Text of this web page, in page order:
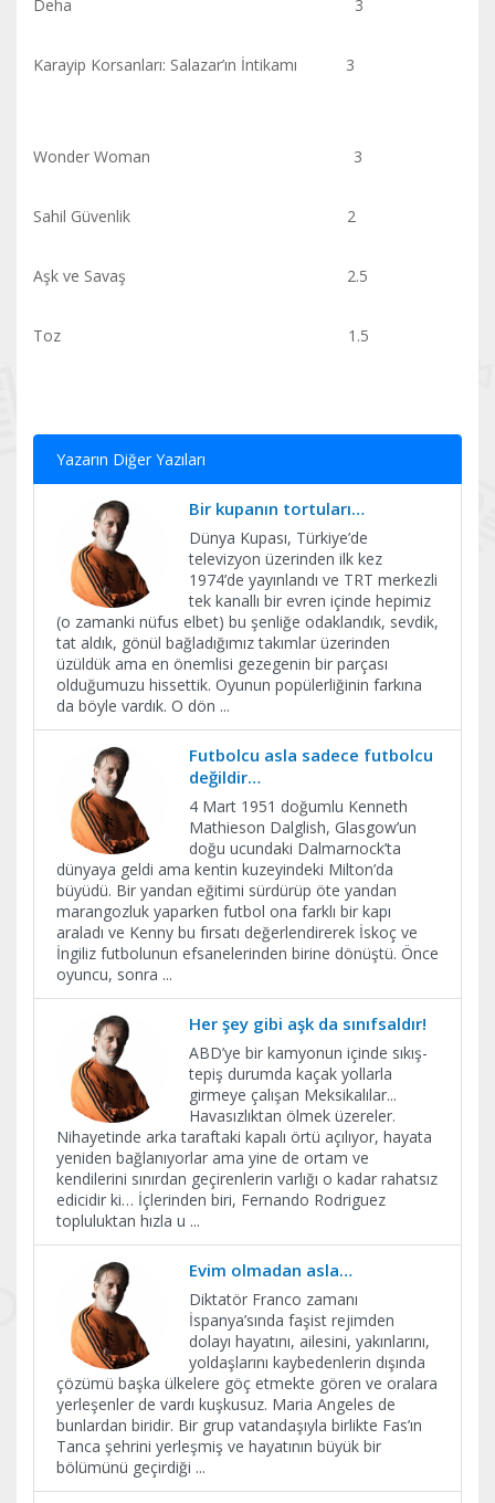
Deha 3
Karayip Korsanları: Salazar’ın İntikamı 3
Wonder Woman 3
Sahil Güvenlik 2
Aşk ve Savaş 2.5
Toz 1.5
Yazarın Diğer Yazıları
Bir kupanın tortuları…
Dünya Kupası, Türkiye’de
televizyon üzerinden ilk kez
1974’de yayınlandı ve TRT merkezli
tek kanallı bir evren içinde hepimiz
(o zamanki nüfus elbet) bu şenliğe odaklandık, sevdik,
tat aldık, gönül bağladığımız takımlar üzerinden
üzüldük ama en önemlisi gezegenin bir parçası
olduğumuzu hissettik. Oyunun popülerliğinin farkına
da böyle vardık. O dön ...
Futbolcu asla sadece futbolcu
değildir…
4 Mart 1951 doğumlu Kenneth
Mathieson Dalglish, Glasgow’un
doğu ucundaki Dalmarnock’ta
dünyaya geldi ama kentin kuzeyindeki Milton’da
büyüdü. Bir yandan eğitimi sürdürüp öte yandan
marangozluk yaparken futbol ona farklı bir kapı
araladı ve Kenny bu fırsatı değerlendirerek İskoç ve
İngiliz futbolunun efsanelerinden birine dönüştü. Önce
oyuncu, sonra ...
Her şey gibi aşk da sınıfsaldır!
ABD’ye bir kamyonun içinde sıkış-
tepiş durumda kaçak yollarla
girmeye çalışan Meksikalılar...
Havasızlıktan ölmek üzereler.
Nihayetinde arka taraftaki kapalı örtü açılıyor, hayata
yeniden bağlanıyorlar ama yine de ortam ve
kendilerini sınırdan geçirenlerin varlığı o kadar rahatsız
edicidir ki… İçlerinden biri, Fernando Rodriguez
topluluktan hızla u ...
Evim olmadan asla…
Diktatör Franco zamanı
İspanya’sında faşist rejimden
dolayı hayatını, ailesini, yakınlarını,
yoldaşlarını kaybedenlerin dışında
çözümü başka ülkelere göç etmekte gören ve oralara
yerleşenler de vardı kuşkusuz. Maria Angeles de
bunlardan biridir. Bir grup vatandaşıyla birlikte Fas’ın
Tanca şehrini yerleşmiş ve hayatının büyük bir
bölümünü geçirdiği ...